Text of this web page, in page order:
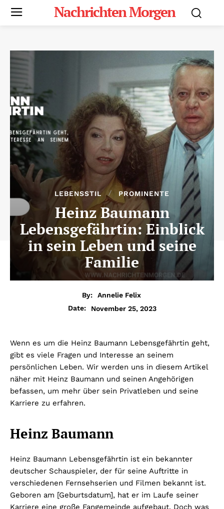
Nachrichten Morgen
LEBENSSTIL PROMINENTE
Heinz Baumann
Lebensgefährtin: Einblick
in sein Leben und seine
Familie
By:
Annelie Felix
Date:
November 25, 2023
Wenn es um die Heinz Baumann Lebensgefährtin geht,
gibt es viele Fragen und Interesse an seinem
persönlichen Leben. Wir werden uns in diesem Artikel
näher mit Heinz Baumann und seinen Angehörigen
befassen, um mehr über sein Privatleben und seine
Karriere zu erfahren.
Heinz Baumann
Heinz Baumann Lebensgefährtin ist ein bekannter
deutscher Schauspieler, der für seine Auftritte in
verschiedenen Fernsehserien und Filmen bekannt ist.
Geboren am [Geburtsdatum], hat er im Laufe seiner
Karriere eine große Fangemeinde aufgebaut. Doch was